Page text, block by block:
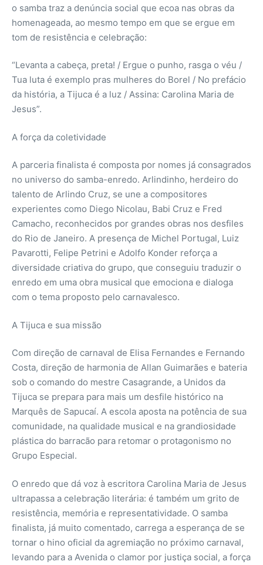
o samba traz a denúncia social que ecoa nas obras da
homenageada, ao mesmo tempo em que se ergue em
tom de resistência e celebração:
“Levanta a cabeça, preta! / Ergue o punho, rasga o véu /
Tua luta é exemplo pras mulheres do Borel / No prefácio
da história, a Tijuca é a luz / Assina: Carolina Maria de
Jesus”.
A força da coletividade
A parceria finalista é composta por nomes já consagrados
no universo do samba-enredo. Arlindinho, herdeiro do
talento de Arlindo Cruz, se une a compositores
experientes como Diego Nicolau, Babi Cruz e Fred
Camacho, reconhecidos por grandes obras nos desfiles
do Rio de Janeiro. A presença de Michel Portugal, Luiz
Pavarotti, Felipe Petrini e Adolfo Konder reforça a
diversidade criativa do grupo, que conseguiu traduzir o
enredo em uma obra musical que emociona e dialoga
com o tema proposto pelo carnavalesco.
A Tijuca e sua missão
Com direção de carnaval de Elisa Fernandes e Fernando
Costa, direção de harmonia de Allan Guimarães e bateria
sob o comando do mestre Casagrande, a Unidos da
Tijuca se prepara para mais um desfile histórico na
Marquês de Sapucaí. A escola aposta na potência de sua
comunidade, na qualidade musical e na grandiosidade
plástica do barracão para retomar o protagonismo no
Grupo Especial.
O enredo que dá voz à escritora Carolina Maria de Jesus
ultrapassa a celebração literária: é também um grito de
resistência, memória e representatividade. O samba
finalista, já muito comentado, carrega a esperança de se
tornar o hino oficial da agremiação no próximo carnaval,
levando para a Avenida o clamor por justiça social, a força